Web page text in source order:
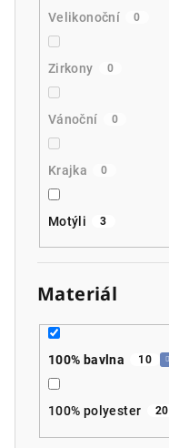
Velikonoční 0
Zirkony 0
Vánoční 0
Krajka 0
Motýli 3
Materiál
100% bavlna 10
100% polyester 20